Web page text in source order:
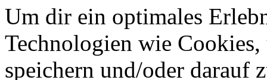
Um dir ein optimales
Technologien wie
speichern und/oder darauf